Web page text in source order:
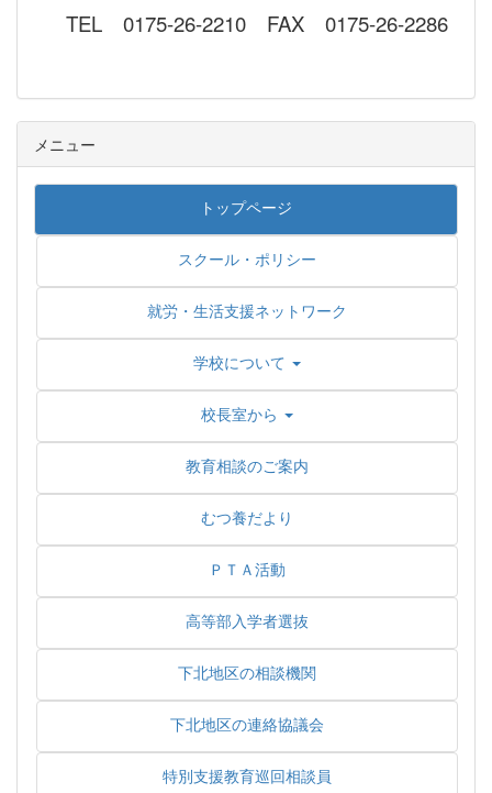
TEL 0175-26-2210 FAX 0175-26-2286
メニュー
トップページ
スクール・ポリシー
就労・生活支援ネットワーク
学校について
校長室から
教育相談のご案内
むつ養だより
ＰＴＡ活動
高等部入学者選抜
下北地区の相談機関
下北地区の連絡協議会
特別支援教育巡回相談員